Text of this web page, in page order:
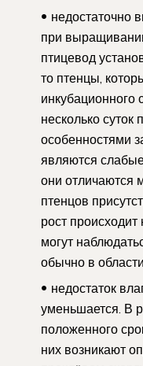
недостаточно
при
птицевод
то птенцы,
инкубационного
несколько
особенностями
являются
они отличаются
птенцов
рост
могут
обычно в
недостаток
уменьшается. В
положенного
них возникают